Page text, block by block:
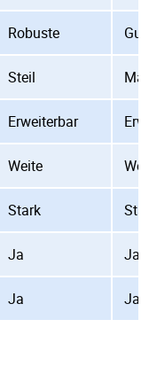
Robuste Gut
Steil
Erweiterbar
Weite
Stark
Ja Ja
Ja Ja